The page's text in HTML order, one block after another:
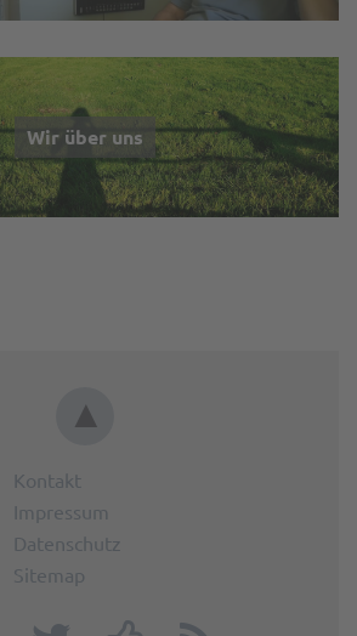
Wir über uns
Kontakt
Impressum
Datenschutz
Sitemap
▲